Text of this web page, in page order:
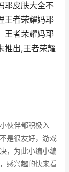
耶皮肤大全不
王者荣耀妈耶
王者荣耀妈耶
推出,王者荣耀
伙伴都积极入
是很友好，游戏
，为此小编小编
感兴趣的快来看